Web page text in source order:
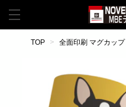
TOP 全面印刷 マグカップ